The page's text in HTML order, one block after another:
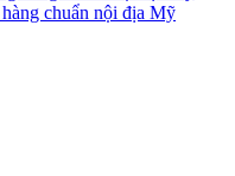
chuẩn nội địa Mỹ